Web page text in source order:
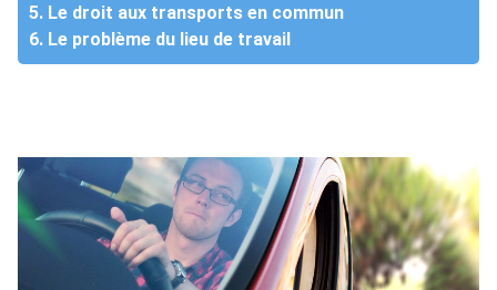
5. Le droit aux transports en commun
6. Le problème du lieu de travail